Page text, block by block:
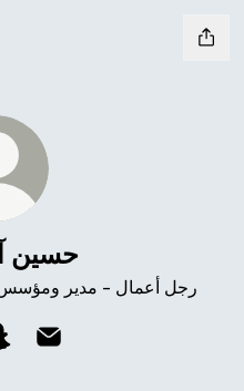
حسين
رجل أعمال - مدير